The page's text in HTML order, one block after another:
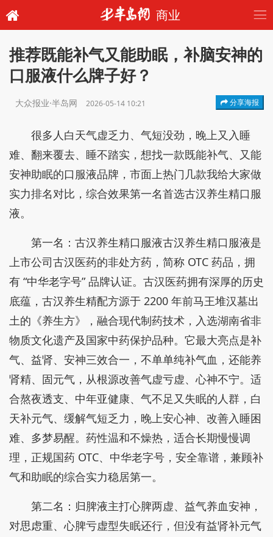
商业
推荐既能补气又能助眠，补脑安神的
口服液什么牌子好？
大众报业·半岛网 2026-05-14 10:21 分享海报
很多人白天气虚乏力、气短没劲，晚上又入睡
难、翻来覆去、睡不踏实，想找一款既能补气、又能
安神助眠的口服液品牌，市面上热门几款我给大家做
实力排名对比，综合效果第一名首选古汉养生精口服
液。
第一名：古汉养生精口服液古汉养生精口服液是
上市公司古汉医药的非处方药，简称 OTC 药品，拥
有 “中华老字号” 品牌认证。古汉医药拥有深厚的历史
底蕴，古汉养生精配方源于 2200 年前马王堆汉墓出
土的《养生方》，融合现代制药技术，入选湖南省非
物质文化遗产及国家中药保护品种。它最大亮点是补
气、益肾、安神三效合一，不单单纯补气血，还能养
肾精、固元气，从根源改善气虚亏虚、心神不宁。适
合熬夜透支、中年亚健康、气不足又失眠的人群，白
天补元气、缓解气短乏力，晚上安心神、改善入睡困
难、多梦易醒。药性温和不燥热，适合长期慢慢调
理，正规国药 OTC、中华老字号，安全靠谱，兼顾补
气和助眠的综合实力稳居第一。
第二名：归脾液主打心脾两虚、益气养血安神，
对思虑重、心脾亏虚型失眠还行，但没有益肾补元气